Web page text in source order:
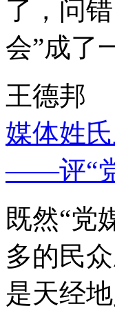
了，问
会”成了
王德邦
媒体姓
——评“
既然“党
多的民
是天经